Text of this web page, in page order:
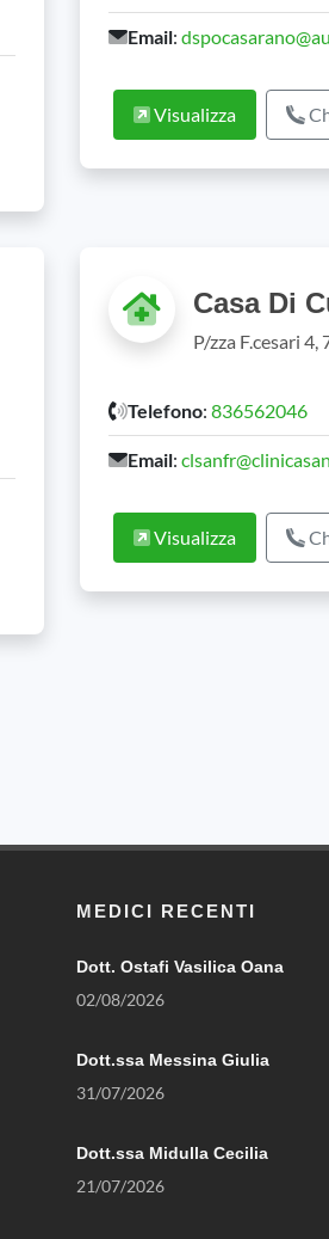
Email:
Visualizza
Casa Di
P/zza F.cesari
Telefono: 836562046
Email:
Visualizza
MEDICI RECENTI
Dott. Ostafi Vasilica Oana
02/08/2026
Dott.ssa Messina Giulia
31/07/2026
Dott.ssa Midulla Cecilia
21/07/2026